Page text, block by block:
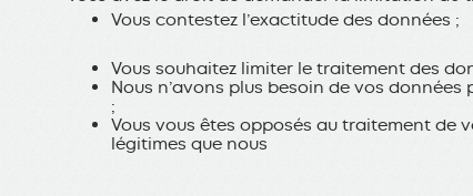
Vous contestez l’exactitude des données ;
Vous souhaitez limiter le traitement des
Nous n’avons plus besoin de vos
;
Vous vous êtes opposés au traitement de
légitimes que nous